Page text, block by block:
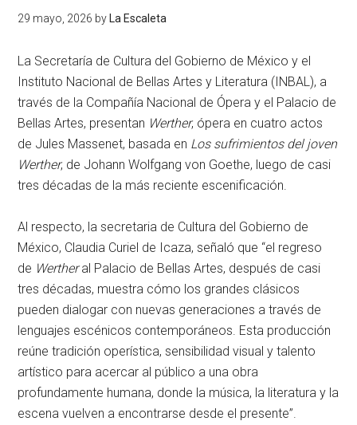
29 mayo, 2026 by La Escaleta
La Secretaría de Cultura del Gobierno de México y el
Instituto Nacional de Bellas Artes y Literatura (INBAL), a
través de la Compañía Nacional de Ópera y el Palacio de
Bellas Artes, presentan Werther, ópera en cuatro actos
de Jules Massenet, basada en Los sufrimientos del joven
Werther, de Johann Wolfgang von Goethe, luego de casi
tres décadas de la más reciente escenificación.
Al respecto, la secretaria de Cultura del Gobierno de
México, Claudia Curiel de Icaza, señaló que “el regreso
de Wertheral Palacio de Bellas Artes, después de casi
tres décadas, muestra cómo los grandes clásicos
pueden dialogar con nuevas generaciones a través de
lenguajes escénicos contemporáneos. Esta producción
reúne tradición operística, sensibilidad visual y talento
artístico para acercar al público a una obra
profundamente humana, donde la música, la literatura y la
escena vuelven a encontrarse desde el presente”.